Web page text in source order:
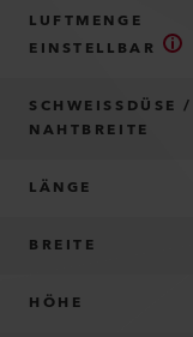
LUFTMENGE
EINSTELLBAR
SCHWEISSDÜSE /
NAHTBREITE
LÄNGE
BREITE
HÖHE